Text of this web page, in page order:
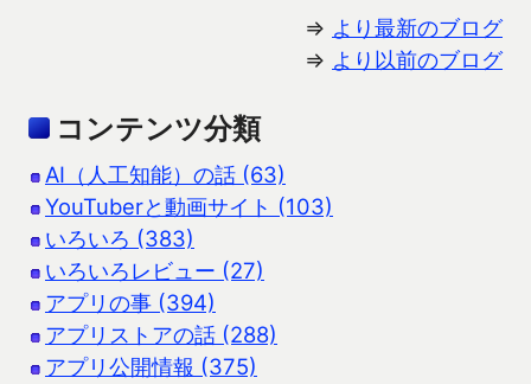
⇒ より最新のブログ
⇒ より以前のブログ
コンテンツ分類
AI（人工知能）の話 (63)
YouTuberと動画サイト (103)
いろいろ (383)
いろいろレビュー (27)
アプリの事 (394)
アプリストアの話 (288)
アプリ公開情報 (375)